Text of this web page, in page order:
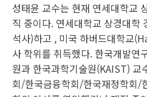
성태윤 교수는 현재 연세대학교
직 중이다. 연세대학교 상경대학
석사)하고 , 미국 하버드대학교
사 학위를 취득했다. 한국개발연
원과 한국과학기술원(KAIST) 교
회/한국금융학회/한국재정학회/